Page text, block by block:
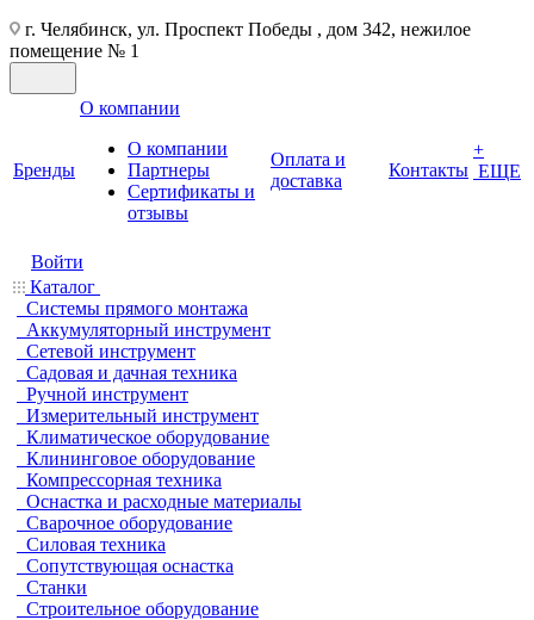
г. Челябинск, ул. Проспект Победы , дом 342, нежилое
помещение № 1
Бренды
О компании
О компании
Партнеры
Cертификаты и
отзывы
Оплата и
доставка
Контакты
+
ЕЩЕ
Войти
Каталог
Системы прямого монтажа
Аккумуляторный инструмент
Сетевой инструмент
Садовая и дачная техника
Ручной инструмент
Измерительный инструмент
Климатическое оборудование
Клининговое оборудование
Компрессорная техника
Оснастка и расходные материалы
Сварочное оборудование
Силовая техника
Сопутствующая оснастка
Станки
Строительное оборудование